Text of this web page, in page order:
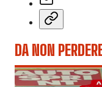
DA NON